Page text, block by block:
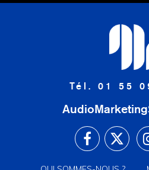
Tél. 01 55